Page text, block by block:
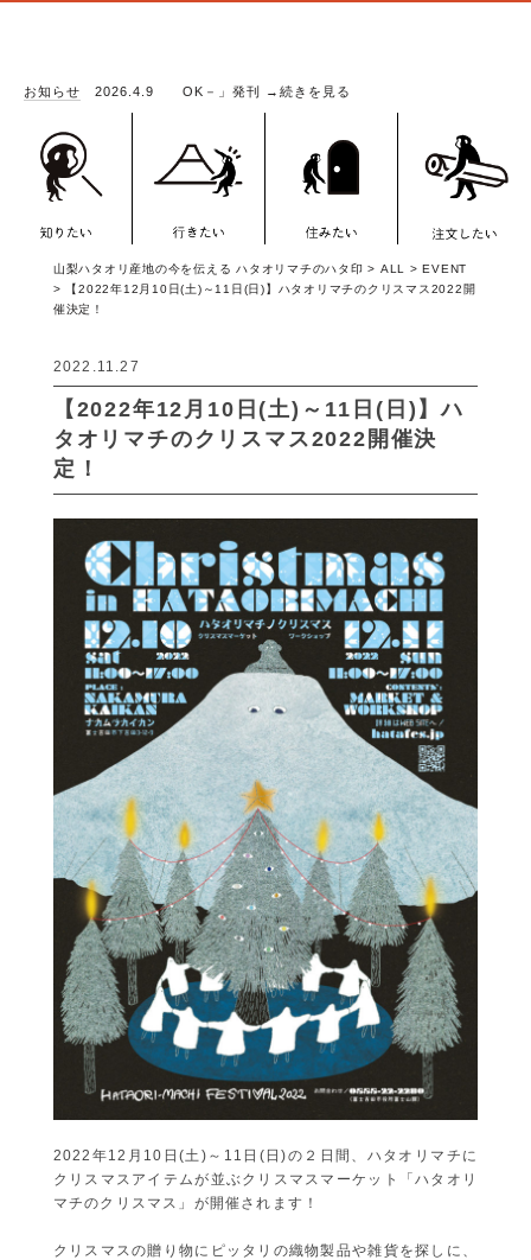
お知らせ 2026.4.9
TEXTILE BOOK－」発刊→続きを見る
山梨ハタオリ産地の今を伝える ハタオリマチのハタ印 > ALL >EVENT
>
【2022年12月10日(土)～11日(日)】ハタオリマチのクリスマス2022開
催決定！
2022.11.27
【2022年12月10日(土)～11日(日)】ハ
タオリマチのクリスマス2022開催決
定！
2022年12月10日(土)～11日(日)の２日間、ハタオリマチに
クリスマスアイテムが並ぶクリスマスマーケット「ハタオリ
マチのクリスマス」が開催されます！
クリスマスの贈り物にピッタリの織物製品や雑貨を探しに、